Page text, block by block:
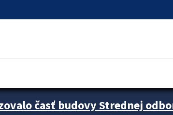
časť budovy Strednej